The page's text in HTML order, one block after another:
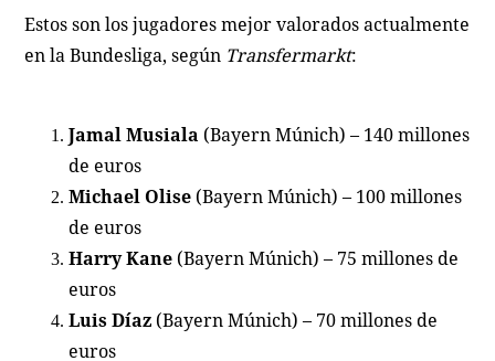
Estos son los jugadores mejor valorados actualmente
en la Bundesliga, según Transfermarkt:
Jamal Musiala (Bayern Múnich) – 140 millones
de euros
Michael Olise (Bayern Múnich) – 100 millones
de euros
Harry Kane (Bayern Múnich) – 75 millones de
euros
Luis Díaz (Bayern Múnich) – 70 millones de
euros